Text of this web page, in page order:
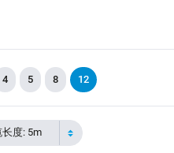
4 5 8 12
长度: 5m